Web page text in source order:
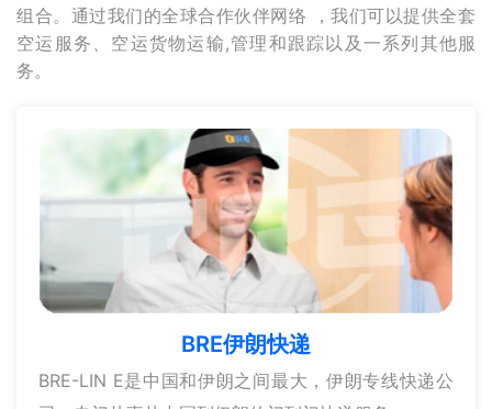
组合。通过我们的全球合作伙伴网络 ，我们可以提供全套
空运服务、空运货物运输,管理和跟踪以及一系列其他服
务。
BRE伊朗快递
BRE-LIN E是中国和伊朗之间最大，伊朗专线快递公